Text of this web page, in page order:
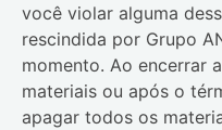
você violar alguma
rescindida por Grupo
momento. Ao encerrar
materiais ou após o
apagar todos os